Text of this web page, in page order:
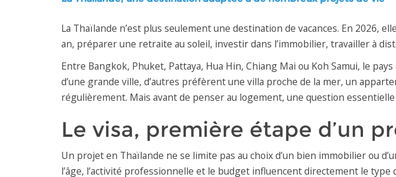
La Thaïlande n’est plus seulement une destination de vacances. En 2026,
an, préparer une retraite au soleil, investir dans l’immobilier, travailler à
Entre Bangkok, Phuket, Pattaya, Hua Hin, Chiang Mai ou Koh Samui, le
d’une grande ville, d’autres préfèrent une villa proche de la mer, un
régulièrement. Mais avant de penser au logement, une question essentielle
Le visa, première étape d’un
Un projet en Thaïlande ne se limite pas au choix d’un bien immobilier ou
l’âge, l’activité professionnelle et le budget influencent directement le type